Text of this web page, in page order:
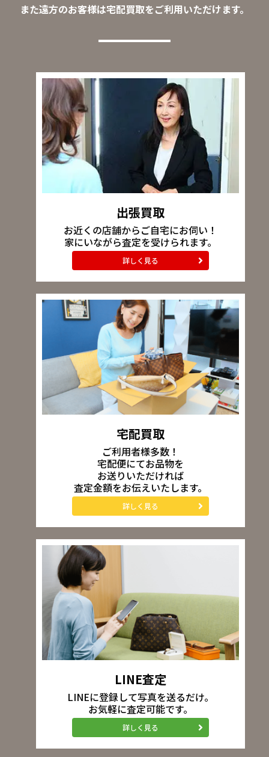
また遠方のお客様は宅配買取をご利用いただけます。
出張買取
お近くの店舗からご自宅にお伺い！
家にいながら査定を受けられます。
詳しく見る
宅配買取
ご利用者様多数！
宅配便にてお品物を
お送りいただければ
査定金額をお伝えいたします。
詳しく見る
LINE査定
LINEに登録して写真を送るだけ。
お気軽に査定可能です。
詳しく見る